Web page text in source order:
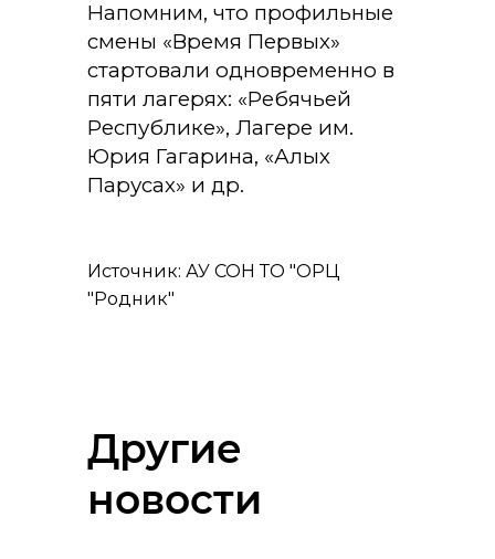
Напомним, что профильные
смены «Время Первых»
стартовали одновременно в
пяти лагерях: «Ребячьей
Республике», Лагере им.
Юрия Гагарина, «Алых
Парусах» и др.
Источник: АУ СОН ТО "ОРЦ
"Родник"
Другие
новости